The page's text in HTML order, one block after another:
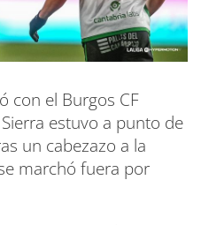
con el Burgos CF
estuvo a punto de
un cabezazo a la
marchó fuera por